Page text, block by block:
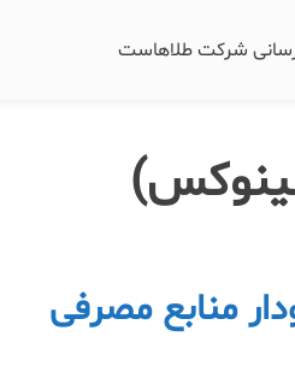
شرکت طلاهاست
منابع مصرفی